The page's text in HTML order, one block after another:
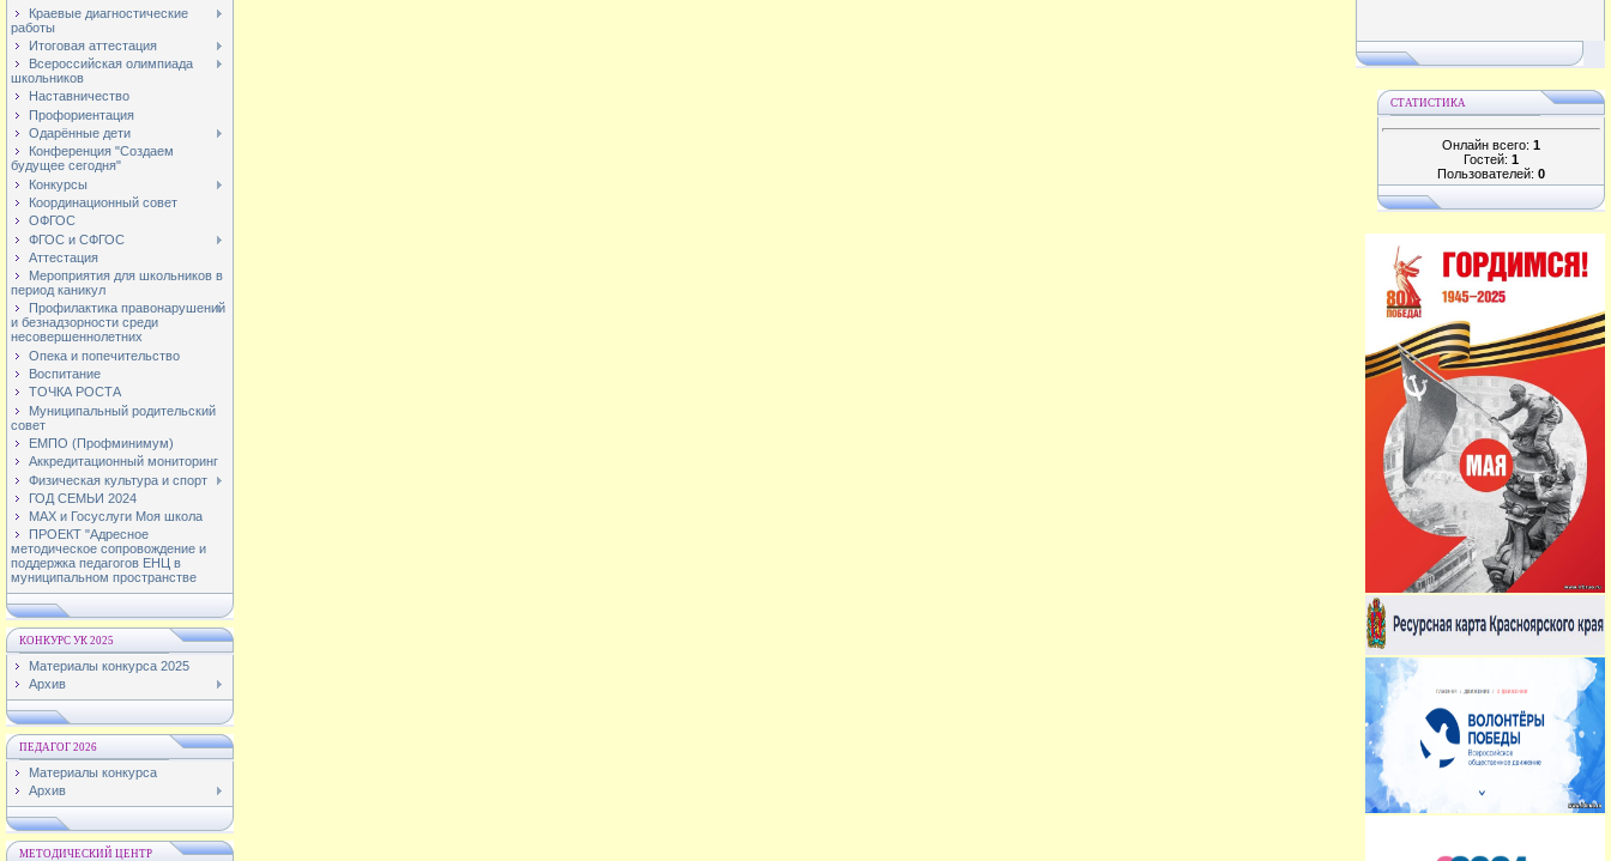
Краевые диагностические
работы
Итоговая аттестация
Всероссийская олимпиада
школьников
Наставничество
Профориентация
Одарённые дети
Конференция "Создаем
будущее сегодня"
Конкурсы
Координационный совет
ОФГОС
ФГОС и СФГОС
Аттестация
Мероприятия для школьников в
период каникул
Профилактика правонарушений
и безнадзорности среди
несовершеннолетних
Опека и попечительство
Воспитание
ТОЧКА РОСТА
Муниципальный родительский
совет
ЕМПО (Профминимум)
Аккредитационный мониторинг
Физическая культура и спорт
ГОД СЕМЬИ 2024
МАХ и Госуслуги Моя школа
ПРОЕКТ "Адресное
методическое сопровождение и
поддержка педагогов ЕНЦ в
муниципальном пространстве
КОНКУРС УК 2025
Материалы конкурса 2025
Архив
ПЕДАГОГ 2026
Материалы конкурса
Архив
МЕТОДИЧЕСКИЙ ЦЕНТР
СТАТИСТИКА
Онлайн всего: 1
Гостей: 1
Пользователей: 0